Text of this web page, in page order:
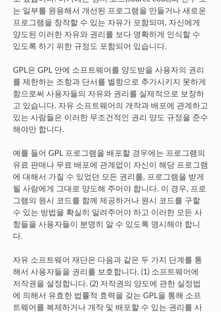
는 일부를 원용해서 개선된 프로그램을 만들거나 새로운
프로그램을 창작할 수 있는 자유가 포함되며, 자신에게
양도된 이러한 자유와 권리를 보다 명확하게 인식할 수
있도록 하기 위한 규정도 포함되어 있습니다.
GPL은 GPL 안에 소프트웨어를 양도받을 사용자의 권리
를 제한하는 조항과 단서를 별항으로 추가시키지 못하게
함으로써 사용자들의 자유와 권리를 실제적으로 보장하
고 있습니다. 자유 소프트웨어의 개작과 배포에 관계하고
있는 사람들은 이러한 무조건적인 권리 양도 규정을 준수
해야만 합니다.
예를 들어 GPL 프로그램을 배포할 경우에는 프로그램의
유료 판매나 무료 배포에 관계없이 자신이 해당 프로그램
에 대해서 가질 수 있었던 모든 권리를, 프로그램을 받게
될 사람에게 그대로 양도해 주어야 합니다. 이 경우, 프로
그램의 원시 코드를 함께 제공하거나 원시 코드를 구할
수 있는 방법을 확실히 알려주어야 하고 이러한 모든 사
항들을 사용자들이 분명히 알 수 있도록 명시해야 합니
다.
자유 소프트웨어 재단은 다음과 같은 두 가지 단계를 통
해서 사용자들을 권리를 보호합니다. (1) 소프트웨어에
저작권을 설정합니다. (2) 저작권의 양도에 관한 실정법
에 의해서 유효한 법률적 효력을 갖는 GPL을 통해 소프
트웨어를 복제하거나 개작 및 배포할 수 있는 권리를 사